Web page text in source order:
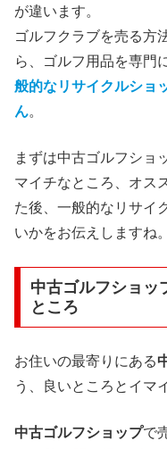
が違います。
ゴルフクラブを売る方
ら、ゴルフ用品を専門
般的なリサイクルショ
ん。
まずは中古ゴルフショ
マイチなところ、オス
た後、一般的なリサイ
いかをお伝えしますね。
中古ゴルフショッ
ところ
お住いの最寄りにある
う、良いところとイマ
中古ゴルフショップで